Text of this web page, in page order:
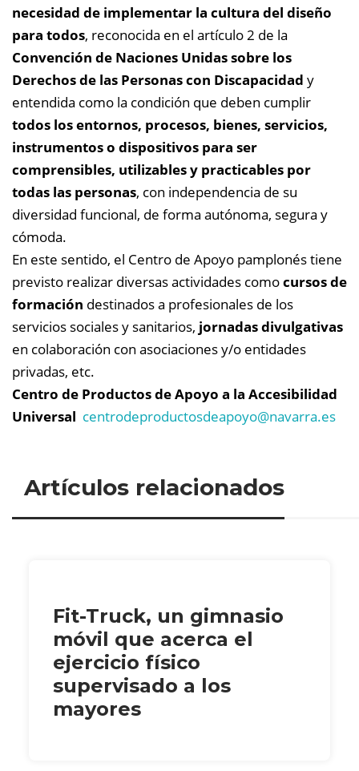
necesidad de implementar la cultura del diseño
para todos, reconocida en el artículo 2 de la
Convención de Naciones Unidas sobre los
Derechos de las Personas con Discapacidad y
entendida como la condición que deben cumplir
todos los entornos, procesos, bienes, servicios,
instrumentos o dispositivos para ser
comprensibles, utilizables y practicables por
todas las personas, con independencia de su
diversidad funcional, de forma autónoma, segura y
cómoda.
En este sentido, el Centro de Apoyo pamplonés tiene
previsto realizar diversas actividades comocursos de
formación destinados a profesionales de los
servicios sociales y sanitarios, jornadas divulgativas
en colaboración con asociaciones y/o entidades
privadas, etc.
Centro de Productos de Apoyo a la Accesibilidad
Universal centrodeproductosdeapoyo@navarra.es
Artículos relacionados
Fit-Truck, un gimnasio
móvil que acerca el
ejercicio físico
supervisado a los
mayores